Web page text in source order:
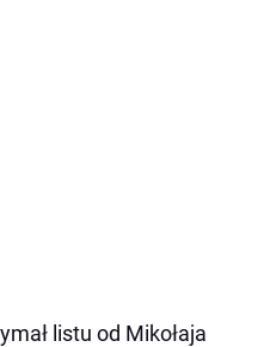
listu od Mikołaja